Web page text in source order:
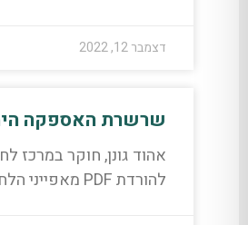
דצמבר 12, 2022
שרשרת האספקה
אהוד גונן, חוקר במרכז
להורדת PDF מאפייני הלחימה העתידית והפגיעה הצפויה בעורף ובנמלים,